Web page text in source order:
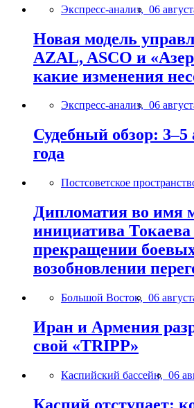
Экспресс-анализ, 06
Новая модель
AZAL, ASCO и
какие изменения
Экспресс-анализ, 06
Судебный обзор: 3–5
года
Постсоветское
Дипломатия во имя
инициатива Токаева
прекращении
возобновлении
Большой Восток, 06
Иран и Армения
свой «TRIPP»
Каспийский бассейн, 06
Каспий отступает: